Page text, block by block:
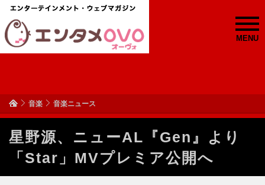
MENU
音楽 音楽ニュース
星野源、ニューAL『Gen』より
「Star」MVプレミア公開へ